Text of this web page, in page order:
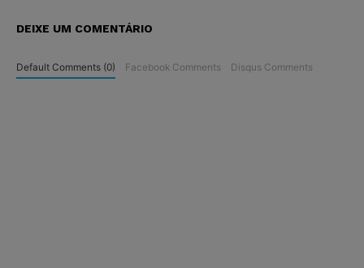
DEIXE UM COMENTÁRIO
Default Comments (0) Facebook Comments Disqus Comments